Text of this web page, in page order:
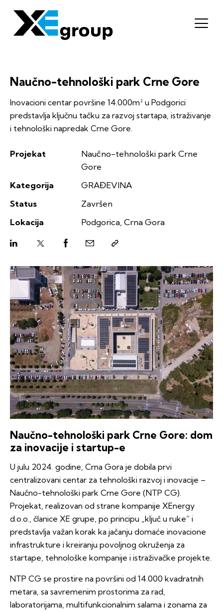
Naučno-tehnološki park Crne Gore
Inovacioni centar površine 14.000m² u Podgorici
predstavlja ključnu tačku za razvoj startapa, istraživanje
i tehnološki napredak Crne Gore.
Projekat
Naučno-tehnološki park Crne
Gore
Kategorija
GRAĐEVINA
Status
Završen
Lokacija
Podgorica, Crna Gora
Naučno-tehnološki park Crne Gore: dom
za inovacije i startup-e
U julu 2024. godine, Crna Gora je dobila prvi
centralizovani centar za tehnološki razvoj i inovacije –
Naučno-tehnološki park Crne Gore (NTP CG).
Projekat, realizovan od strane kompanije XEnergy
d.o.o., članice XE grupe, po principu „ključ u ruke“ i
predstavlja važan korak ka jačanju domaće inovacione
infrastrukture i kreiranju povoljnog okruženja za
startape, tehnološke kompanije i istraživačke projekte.
NTP CG se prostire na površini od 14.000 kvadratnih
metara, sa savremenim prostorima za rad,
laboratorijama, multifunkcionalnim salama i zonama za